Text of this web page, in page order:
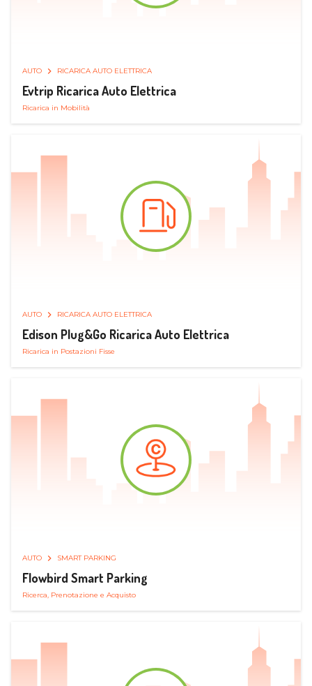
AUTO RICARICA AUTO ELETTRICA
Evtrip Ricarica Auto Elettrica
Ricarica in Mobilità
AUTO RICARICA AUTO ELETTRICA
Edison Plug&Go Ricarica Auto Elettrica
Ricarica in Postazioni Fisse
AUTO SMART PARKING
Flowbird Smart Parking
Ricerca, Prenotazione e Acquisto